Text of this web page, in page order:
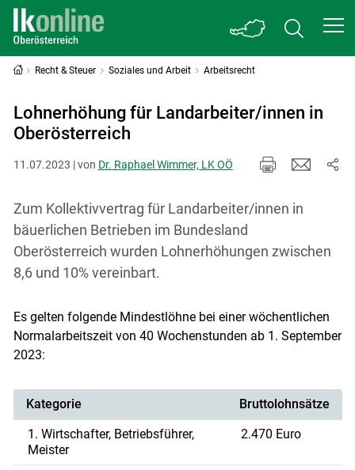
Recht & Steuer Soziales und Arbeit Arbeitsrecht
Lohnerhöhung für Landarbeiter/innen in
Oberösterreich
11.07.2023 | von Dr. Raphael Wimmer, LK OÖ
Zum Kollektivvertrag für Landarbeiter/innen in
bäuerlichen Betrieben im Bundesland
Oberösterreich wurden Lohnerhöhungen zwischen
8,6 und 10% vereinbart.
Es gelten folgende Mindestlöhne bei einer wöchentlichen
Normalarbeitszeit von 40 Wochenstunden ab 1. September
2023:
Kategorie
Bruttolohnsätze
1. Wirtschafter, Betriebsführer,
Meister
2.470 Euro